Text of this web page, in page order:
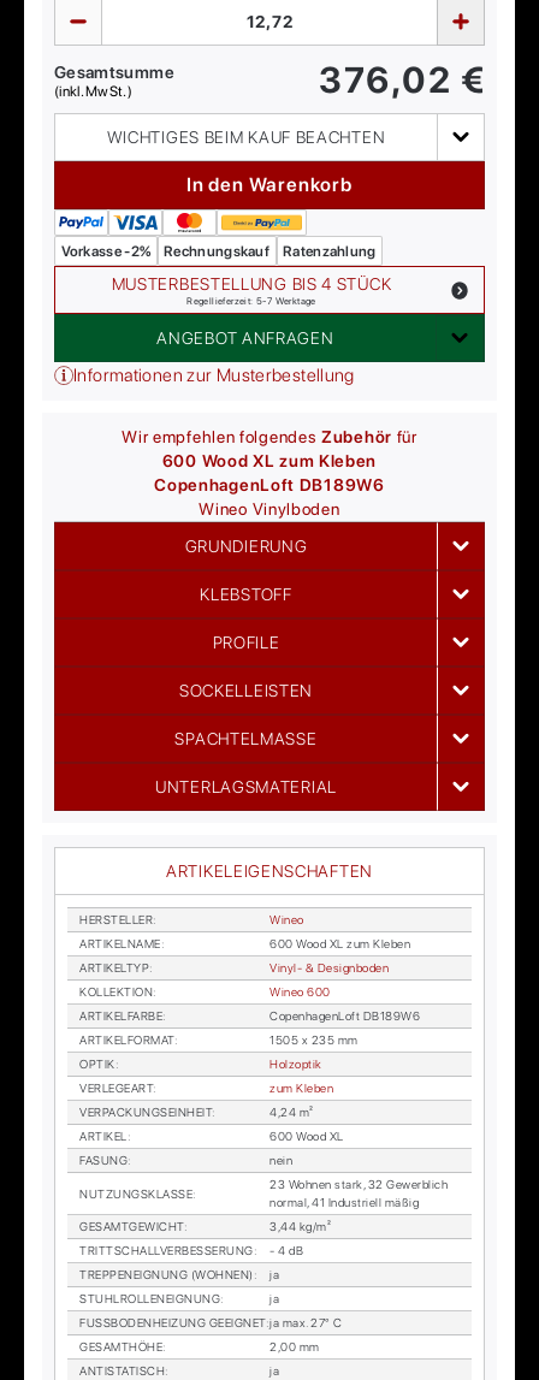
Gesamtsumme
(inkl. MwSt.) 376,02 €
WICHTIGES BEIM KAUF BEACHTEN
In den Warenkorb
Vorkasse -2% Rechnungskauf Ratenzahlung
MUSTERBESTELLUNG BIS 4 STÜCK
Regellieferzeit: 5-7 Werktage
ANGEBOT ANFRAGEN
Informationen zur Musterbestellung
Wir empfehlen folgendesZubehör für
600 Wood XL zum Kleben
CopenhagenLoft DB189W6
Wineo Vinylboden
GRUNDIERUNG
KLEBSTOFF
PROFILE
SOCKELLEISTEN
SPACHTELMASSE
UNTERLAGSMATERIAL
ARTIKELEIGENSCHAFTEN
HER­STEL­LER:
Wi­neo
AR­TI­KEL­NA­ME:
600 Wood XL zum Kle­ben
AR­TI­KEL­TYP:
Vi­nyl- & De­sign­bo­den
KOL­LEK­TI­ON:
Wi­neo 600
AR­TI­KEL­FAR­BE:
Co­pen­ha­gen­Loft DB189W6
AR­TI­KEL­FOR­MAT:
1505 x 235 mm
OP­TIK:
Holz­op­tik
VER­LE­GE­ART:
zum Kle­ben
VER­PA­CKUNGS­EIN­HEIT:
4,24 m²
AR­TI­KEL:
600 Wood XL
FA­SUNG: nein
NUT­ZUNGS­KLAS­SE:
23 Woh­nen stark, 32 Ge­werb­lich
nor­mal, 41 In­dus­tri­ell mä­ßig
GE­SAMT­GE­WICHT:
3,44 kg/m²
TRITT­SCHALL­VER­BES­SE­RUNG:
- 4 dB
TREP­PEN­EIG­NUNG (WOH­NEN) :
ja
STUHL­ROL­LEN­EIG­NUNG:
ja
FUSS­BO­DEN­HEI­ZUNG GE­EIG­NET:ja max. 27° C
GE­SAMT­HÖ­HE:
2,00 mm
AN­TI­STA­TISCH:
ja